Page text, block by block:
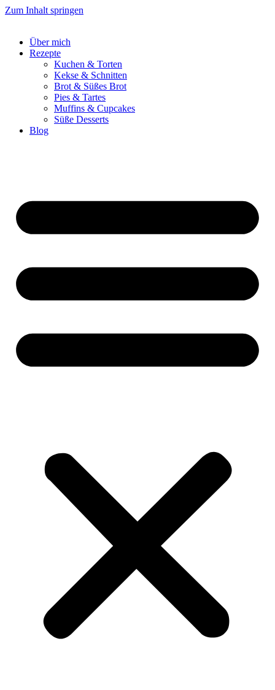
Zum Inhalt springen
Über mich
Rezepte
Kuchen & Torten
Kekse & Schnitten
Brot & Süßes Brot
Pies & Tartes
Muffins & Cupcakes
Süße Desserts
Blog